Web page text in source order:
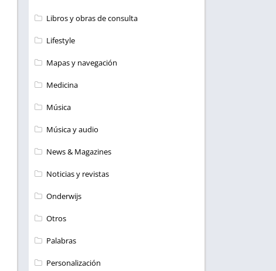
Libros y obras de consulta
Lifestyle
Mapas y navegación
Medicina
Música
Música y audio
News & Magazines
Noticias y revistas
Onderwijs
Otros
Palabras
Personalización